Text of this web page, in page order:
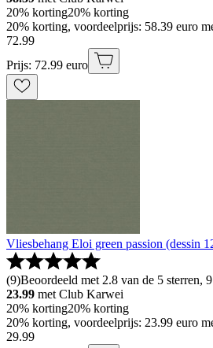
20% korting20% korting
20% korting, voordeelprijs: 58.39 euro
72.99
Prijs: 72.99 euro
Vliesbehang Eloi green passion (dessin
(9)Beoordeeld met 2.8 van de 5 sterren,
23.99 met Club Karwei
20% korting20% korting
20% korting, voordeelprijs: 23.99 euro
29.99